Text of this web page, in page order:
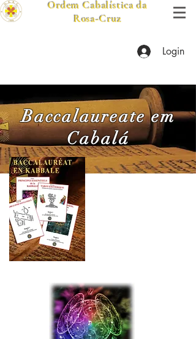
Ordem Cabalística da
Rosa-Cruz
Login
Baccalaureate em
Cabalá